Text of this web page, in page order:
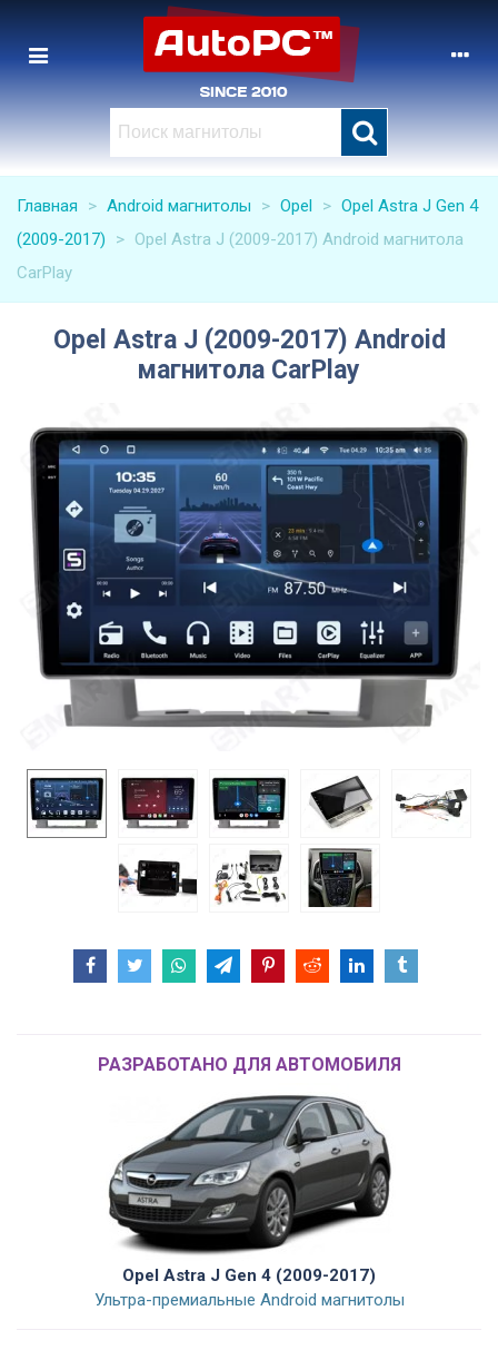
Главная > Android магнитолы > Opel > Opel Astra J Gen 4
(2009-2017)
> Opel Astra J (2009-2017) Android магнитола
CarPlay
Opel Astra J (2009-2017) Android
магнитола CarPlay
РАЗРАБОТАНО ДЛЯ АВТОМОБИЛЯ
Opel Astra J Gen 4 (2009-2017)
Ультра-премиальные Android магнитолы